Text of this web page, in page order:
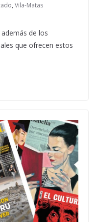
, Vila-Matas
de los
que ofrecen estos